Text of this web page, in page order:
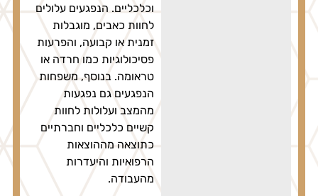
וכלכליים. הנפגעים עלולים
לחוות כאבים, מוגבלות
זמנית או קבועה, והפרעות
פסיכולוגיות כמו חרדה או
טראומה. בנוסף, משפחות
הנפגעים גם נפגעות
מהמצב ועלולות לחוות
קשיים כלכליים וחברתיים
כתוצאה מההוצאות
הרפואיות והיעדרות
מהעבודה.